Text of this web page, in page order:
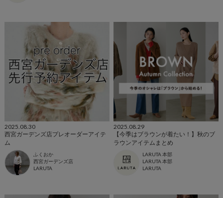
2025.08.30
西宮ガーデンズ店プレオーダーアイテ
ム
ふくおか
西宮ガーデンズ店
LARUTA
2025.08.29
【今季はブラウンが着たい！】秋のブ
ラウンアイテムまとめ
LARUTA 本部
LARUTA 本部
LARUTA